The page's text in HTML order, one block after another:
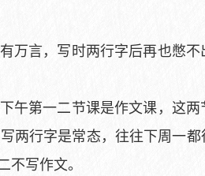
言，写时两行字后再也憋不
第一二节课是作文课，这两
两行字是常态，往往下周一
写作文。